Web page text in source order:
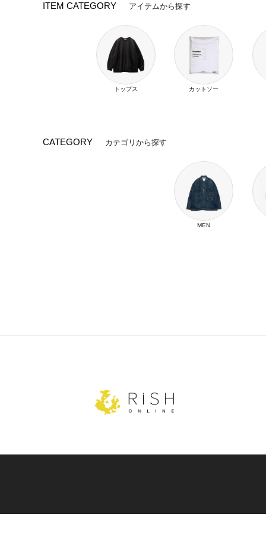
ITEM CATEGORY アイテムから探す
トップス カットソー
CATEGORY カテゴリから探す
MEN